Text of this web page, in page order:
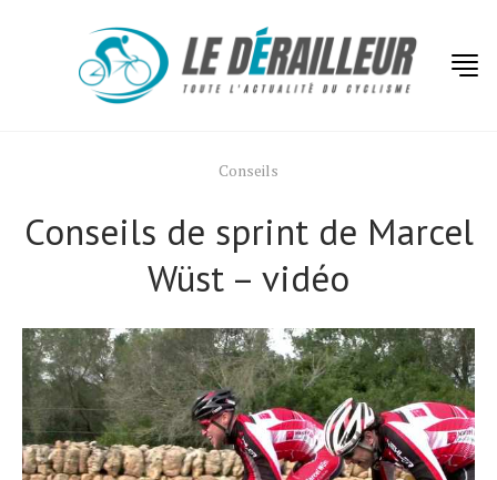
Conseils
Conseils de sprint de Marcel
Wüst – vidéo
Actualités
Technologies
Tests de produits